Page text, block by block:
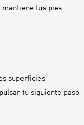
tus pies
superficies
tu siguiente paso